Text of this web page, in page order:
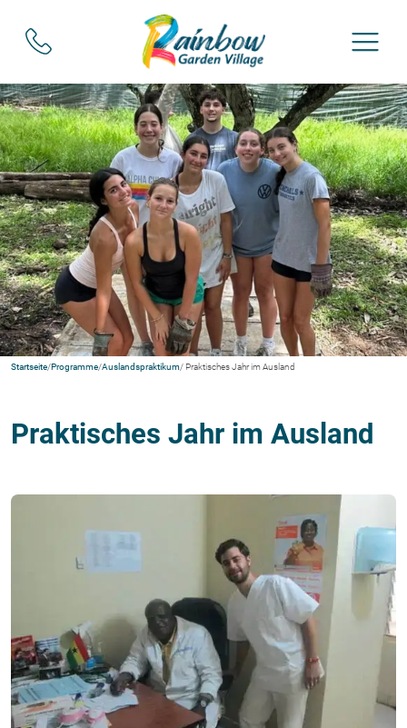
Startseite/Programme/Auslandspraktikum/ Praktisches Jahr im Ausland
Praktisches Jahr im Ausland